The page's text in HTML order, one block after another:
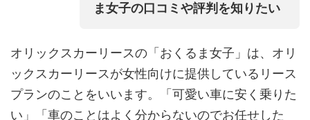
ま女子の口コミや評判を知りたい
オリックスカーリースの「おくるま女子」は、オリ
ックスカーリースが女性向けに提供しているリース
プランのことをいいます。「可愛い車に安く乗りた
い」「車のことはよく分からないのでお任せした